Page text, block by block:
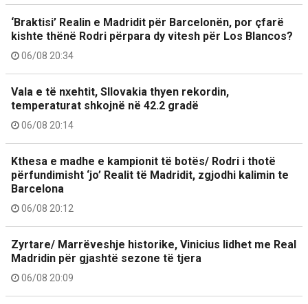
‘Braktisi’ Realin e Madridit për Barcelonën, por çfarë
kishte thënë Rodri përpara dy vitesh për Los Blancos?
06/08 20:34
Vala e të nxehtit, Sllovakia thyen rekordin,
temperaturat shkojnë në 42.2 gradë
06/08 20:14
Kthesa e madhe e kampionit të botës/ Rodri i thotë
përfundimisht ‘jo’ Realit të Madridit, zgjodhi kalimin te
Barcelona
06/08 20:12
Zyrtare/ Marrëveshje historike, Vinicius lidhet me Real
Madridin për gjashtë sezone të tjera
06/08 20:09